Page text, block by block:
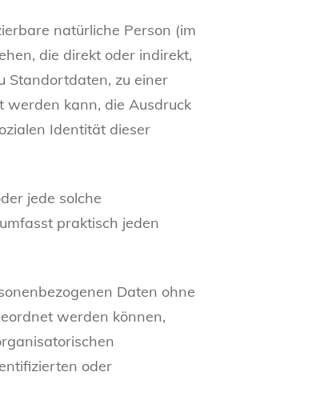
natürliche Person (im
die direkt oder indirekt,
Standortdaten, zu einer
werden kann, die Ausdruck
Identität dieser
jede solche
praktisch jeden
Daten ohne
werden können,
oder